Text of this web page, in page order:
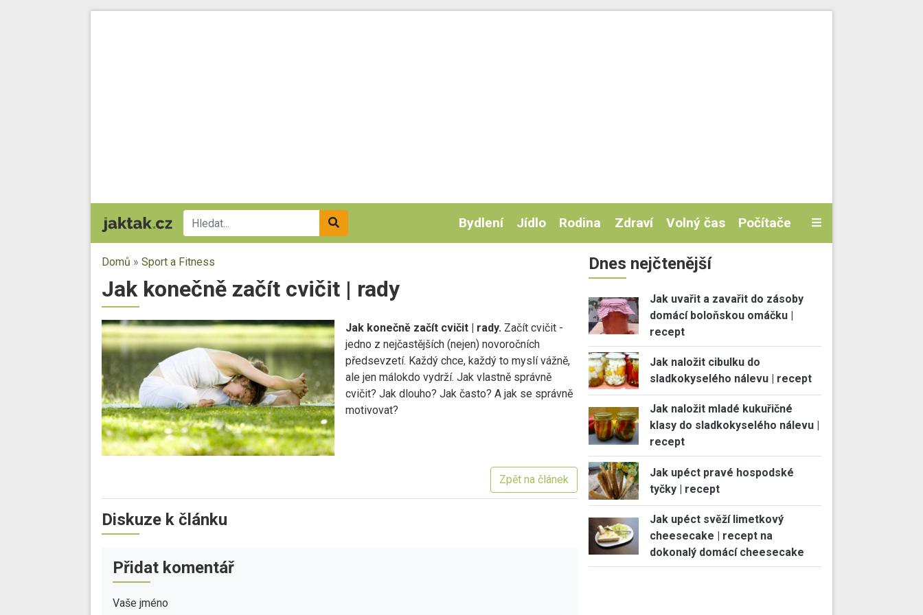
Bydlení Jídlo Rodina Zdraví Volný čas Počítače
Domů » Sport a Fitness
Jak konečně začít cvičit | rady
Jak konečně začít cvičit | rady.Začít cvičit -
jedno z nejčastějších (nejen) novoročních
předsevzetí. Každý chce, každý to myslí vážně,
ale jen málokdo vydrží. Jak vlastně správně
cvičit? Jak dlouho? Jak často? A jak se správně
motivovat?
Zpět na článek
Diskuze k článku
Přidat komentář
Vaše jméno
Dnes nejčtenější
Jak uvařit a zavařit do zásoby
domácí boloňskou omáčku |
recept
Jak naložit cibulku do
sladkokyselého nálevu | recept
Jak naložit mladé kukuřičné
klasy do sladkokyselého nálevu |
recept
Jak upéct pravé hospodské
tyčky | recept
Jak upéct svěží limetkový
cheesecake | recept na
dokonalý domácí cheesecake